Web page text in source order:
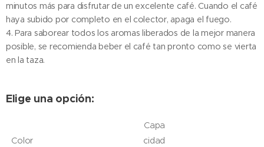
minutos más para disfrutar de un excelente café. Cuando el café
haya subido por completo en el colector, apaga el fuego.
4. Para saborear todos los aromas liberados de la mejor manera
posible, se recomienda beber el café tan pronto como se vierta
en la taza.
Elige una opción:
Color
Capa
cidad